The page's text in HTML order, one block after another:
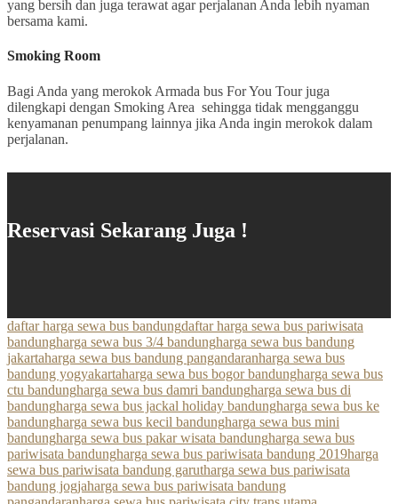
yang bersih dan juga terawat agar perjalanan Anda lebih nyaman
bersama kami.
Smoking Room
Bagi Anda yang merokok Armada bus For You Tour juga
dilengkapi dengan Smoking Area sehingga tidak mengganggu
kenyamanan penumpang lainnya jika Anda ingin merokok dalam
perjalanan.
Reservasi Sekarang Juga !
daftar harga sewa bus bandungdaftar harga sewa bus pariwisata
bandungharga sewa bus 3/4 bandungharga sewa bus bandung
jakartaharga sewa bus bandung pangandaranharga sewa bus
bandung yogyakartaharga sewa bus bogor bandungharga sewa bus
ctu bandungharga sewa bus damri bandungharga sewa bus di
bandungharga sewa bus jackal holiday bandungharga sewa bus ke
bandungharga sewa bus kecil bandungharga sewa bus mini
bandungharga sewa bus pakar wisata bandungharga sewa bus
pariwisata bandungharga sewa bus pariwisata bandung 2019harga
sewa bus pariwisata bandung garutharga sewa bus pariwisata
bandung jogjaharga sewa bus pariwisata bandung